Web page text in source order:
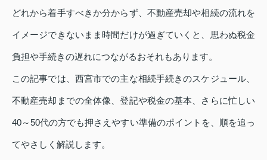
どれから着手すべきか分からず、不動産売却や相続の流れを
イメージできないまま時間だけが過ぎていくと、思わぬ税金
負担や手続きの遅れにつながるおそれもあります。
この記事では、西宮市での主な相続手続きのスケジュール、
不動産売却までの全体像、登記や税金の基本、さらに忙しい
40～50代の方でも押さえやすい準備のポイントを、順を追っ
てやさしく解説します。